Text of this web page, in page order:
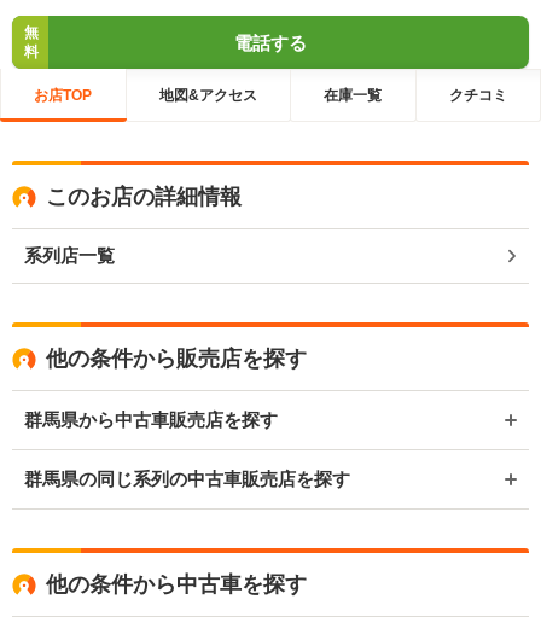
無
料
電話する
お店TOP 地図&アクセス 在庫一覧 クチコミ
このお店の詳細情報
系列店一覧
他の条件から販売店を探す
群馬県から中古車販売店を探す
群馬県の同じ系列の中古車販売店を探す
他の条件から中古車を探す